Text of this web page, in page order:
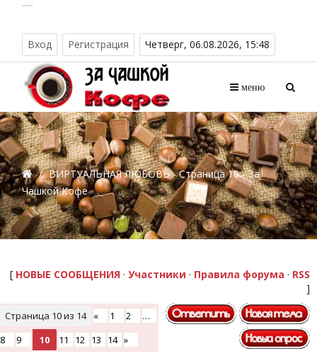
Вход Регистрация Четверг, 06.08.2026, 15:48
меню
/ ВИРТУАЛЬНАЯ ЛЮБОВЬ - Страница 10 - За
Чашкой Кофе
[ НОВЫЕ СООБЩЕНИЯ · Участники · Правила форума · RSS
]
Страница 10из 14 « 1 2
…
8
9 10 11 12 13 14 »